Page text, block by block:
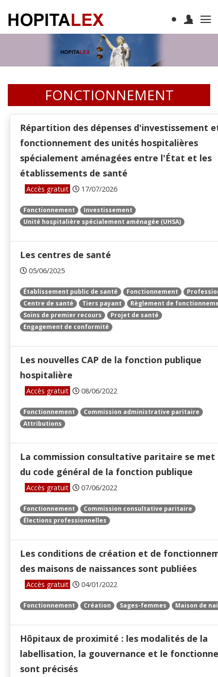
FONCTIONNEMENT
Répartition des dépenses d'investissement
fonctionnement des unités hospitalières
spécialement aménagées entre l'État et les
établissements de santé
Accès gratuit 17/07/2026
Fonctionnement
Investissement
Unité hospitalière spécialement aménagée (UHSA)
Les centres de santé
05/06/2025
Établissement public de santé Fonctionnement
Centre de santé
Tiers payant
Règlement de
Soins de premier recours
Projet de santé
Engagement de conformité
Les nouvelles CAP de la fonction publique
hospitalière
Accès gratuit 08/06/2022
Fonctionnement
Commission administrative paritaire
Attributions
La commission consultative paritaire se met
du code général de la fonction publique
Accès gratuit 07/06/2022
Fonctionnement
Commission consultative paritaire
Élections professionnelles
Les conditions de création et de
des maisons de naissances sont publiées
Accès gratuit 04/01/2022
Fonctionnement Création Sages-femmes Maison de
Hôpitaux de proximité : les modalités de la
labellisation, la gouvernance et le
sont précisés